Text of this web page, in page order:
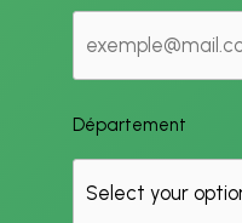
Département